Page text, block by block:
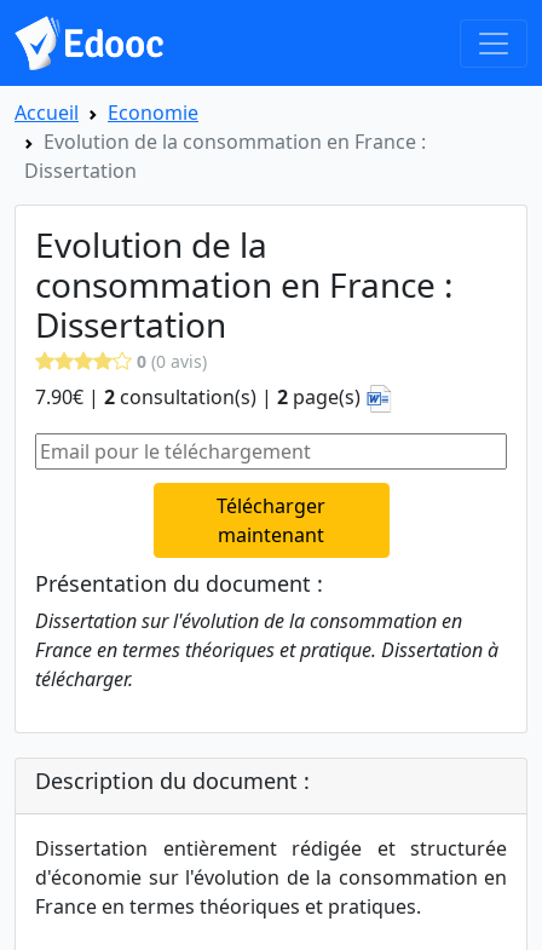
Accueil
Economie
Evolution de la consommation en France :
Dissertation
Evolution de la
consommation en France :
Dissertation
0 (0 avis)
7.90€ | 2 consultation(s) | 2 page(s)
Télécharger
maintenant
Présentation du document :
Dissertation sur l'évolution de la consommation en
France en termes théoriques et pratique. Dissertation à
télécharger.
Description du document :
Dissertation entièrement rédigée et structurée
d'économie sur l'évolution de la consommation en
France en termes théoriques et pratiques.